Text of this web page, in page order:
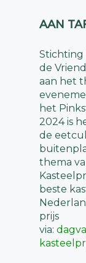
AAN
Stichting
de
aan het
het
2024 is
de
thema
beste
prijs
via: